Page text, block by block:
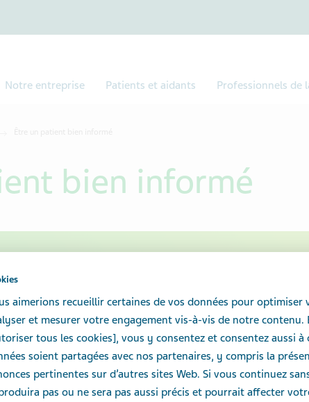
Notre entreprise Patients et aidants Professionnels de
bien informé
Il est
vous
aimerions recueillir certaines de vos données pour optimiser
et mesurer votre engagement vis-à-vis de notre contenu.
tous les cookies], vous y consentez et consentez aussi à
soient partagées avec nos partenaires, y compris la
pertinentes sur d’autres sites Web. Si vous continuez
pas ou ne sera pas aussi précis et pourrait affecter